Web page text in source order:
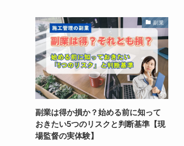
副業
副業は得か損か？始める前に知って
おきたい5つのリスクと判断基準【現
場監督の実体験】